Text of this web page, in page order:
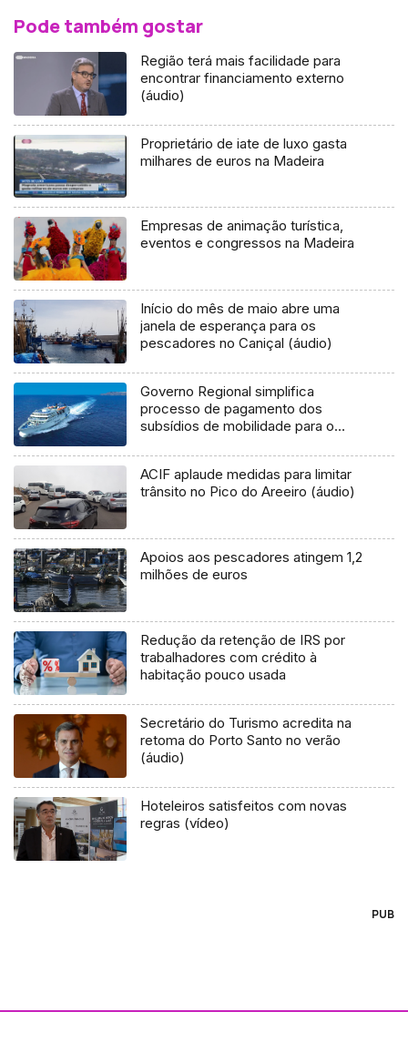
Pode também gostar
Região terá mais facilidade para
encontrar financiamento externo
(áudio)
Proprietário de iate de luxo gasta
milhares de euros na Madeira
Empresas de animação turística,
eventos e congressos na Madeira
Início do mês de maio abre uma
janela de esperança para os
pescadores no Caniçal (áudio)
Governo Regional simplifica
processo de pagamento dos
subsídios de mobilidade para o
ACIF aplaude medidas para limitar
trânsito no Pico do Areeiro (áudio)
Apoios aos pescadores atingem 1,2
milhões de euros
Redução da retenção de IRS por
trabalhadores com crédito à
habitação pouco usada
Secretário do Turismo acredita na
retoma do Porto Santo no verão
(áudio)
Hoteleiros satisfeitos com novas
regras (vídeo)
PUB